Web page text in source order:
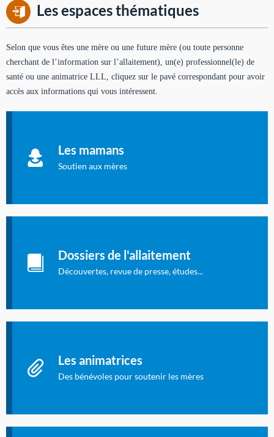
Les espaces thématiques
Selon que vous êtes une mère ou une future mère (ou toute personne
cherchant de l’information sur l’allaitement), un(e) professionnel(le) de
santé ou une animatrice LLL, cliquez sur le pavé correspondant pour avoir
accès aux informations qui vous intéressent.
Les mamans
Soutien aux mères
à allaiter et vous informer : toutes les rubriques qui
concernent l'allaitement.
Dossiers de l'allaitement
Découvertes, revue de presse, études...
dernières études sur l'allaitement publiées dans la presse
internationale.
Les animatrices
Des bénévoles pour soutenir les mères